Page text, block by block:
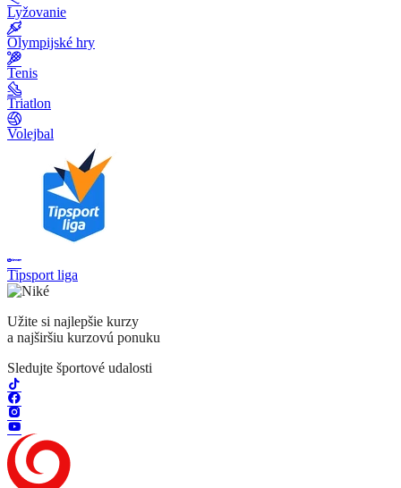
Lyžovanie
Olympijské hry
Tenis
Triatlon
Volejbal
Tipsport liga
Užite si najlepšie kurzy
a najširšiu kurzovú ponuku
Sledujte športové udalosti